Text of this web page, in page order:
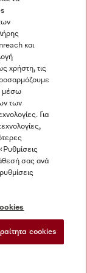
και
χρήστη, τις
μέσω
των
Για
σας ανά
cookies